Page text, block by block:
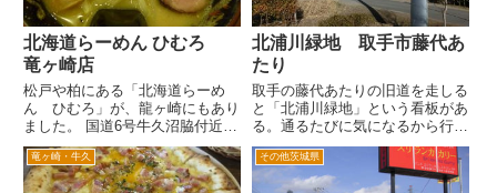
北海道らーめん ひむろ
竜ヶ崎店
松戸や柏にある「北海道らーめ
ん ひむろ」が、龍ヶ崎にもあり
ました。 国道6号牛久沼脇付近か
ら竜ヶ崎ニュータウンへ入ってき
ます。上下線どちらからも入れま
す。 竜ケ崎ニュ―タウンウンへ
北浦川緑地 取手市藤代あ
たり
取手の藤代あたりの旧道を走しる
と「北浦川緑地」という看板があ
る。通るたびに気になるから行っ
てみた。 バイパスができる前の
６号藤代付近を北浦川は、横断し
ている。その時信号まちをすると
竜ヶ崎・牛久 その他茨城県